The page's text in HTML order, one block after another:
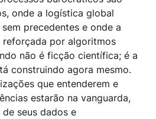
onde a logística global
precedentes e onde a
reforçada por algoritmos
não é ficção científica; é a
construindo agora mesmo.
que entenderem e
estarão na vanguarda,
seus dados e